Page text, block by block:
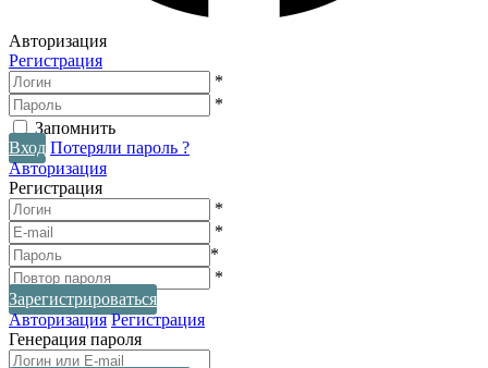
Авторизация
Регистрация
*
*
Запомнить
Вход Потеряли пароль ?
Авторизация
Регистрация
*
*
*
*
Зарегистрироваться
Авторизация Регистрация
Генерация пароля